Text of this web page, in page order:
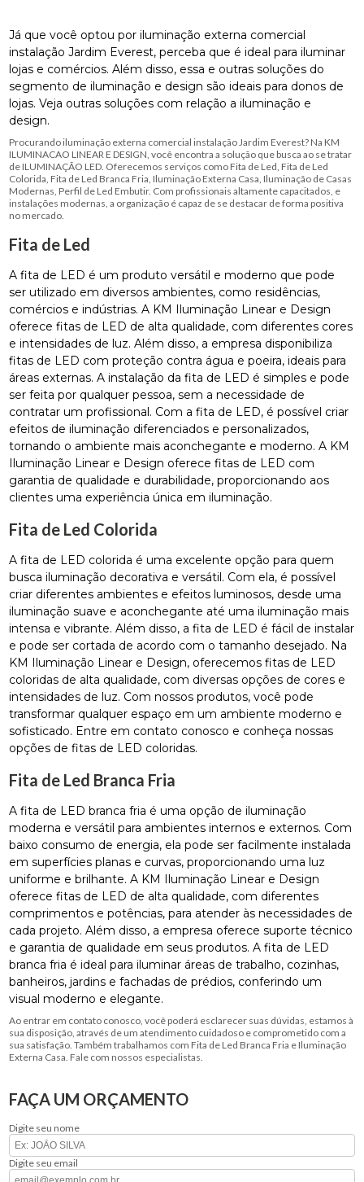
Já que você optou por iluminação externa comercial
instalação Jardim Everest, perceba que é ideal para iluminar
lojas e comércios. Além disso, essa e outras soluções do
segmento de iluminação e design são ideais para donos de
lojas. Veja outras soluções com relação a iluminação e
design.
Procurando iluminação externa comercial instalação Jardim Everest? Na KM
ILUMINACAO LINEAR E DESIGN, você encontra a solução que busca ao se tratar
de ILUMINAÇÃO LED. Oferecemos serviços como Fita de Led, Fita de Led
Colorida, Fita de Led Branca Fria, Iluminação Externa Casa, Iluminação de Casas
Modernas, Perfil de Led Embutir. Com profissionais altamente capacitados, e
instalações modernas, a organização é capaz de se destacar de forma positiva
no mercado.
Fita de Led
A fita de LED é um produto versátil e moderno que pode
ser utilizado em diversos ambientes, como residências,
comércios e indústrias. A KM Iluminação Linear e Design
oferece fitas de LED de alta qualidade, com diferentes cores
e intensidades de luz. Além disso, a empresa disponibiliza
fitas de LED com proteção contra água e poeira, ideais para
áreas externas. A instalação da fita de LED é simples e pode
ser feita por qualquer pessoa, sem a necessidade de
contratar um profissional. Com a fita de LED, é possível criar
efeitos de iluminação diferenciados e personalizados,
tornando o ambiente mais aconchegante e moderno. A KM
Iluminação Linear e Design oferece fitas de LED com
garantia de qualidade e durabilidade, proporcionando aos
clientes uma experiência única em iluminação.
Fita de Led Colorida
A fita de LED colorida é uma excelente opção para quem
busca iluminação decorativa e versátil. Com ela, é possível
criar diferentes ambientes e efeitos luminosos, desde uma
iluminação suave e aconchegante até uma iluminação mais
intensa e vibrante. Além disso, a fita de LED é fácil de instalar
e pode ser cortada de acordo com o tamanho desejado. Na
KM Iluminação Linear e Design, oferecemos fitas de LED
coloridas de alta qualidade, com diversas opções de cores e
intensidades de luz. Com nossos produtos, você pode
transformar qualquer espaço em um ambiente moderno e
sofisticado. Entre em contato conosco e conheça nossas
opções de fitas de LED coloridas.
Fita de Led Branca Fria
A fita de LED branca fria é uma opção de iluminação
moderna e versátil para ambientes internos e externos. Com
baixo consumo de energia, ela pode ser facilmente instalada
em superfícies planas e curvas, proporcionando uma luz
uniforme e brilhante. A KM Iluminação Linear e Design
oferece fitas de LED de alta qualidade, com diferentes
comprimentos e potências, para atender às necessidades de
cada projeto. Além disso, a empresa oferece suporte técnico
e garantia de qualidade em seus produtos. A fita de LED
branca fria é ideal para iluminar áreas de trabalho, cozinhas,
banheiros, jardins e fachadas de prédios, conferindo um
visual moderno e elegante.
Ao entrar em contato conosco, você poderá esclarecer suas dúvidas, estamos à
sua disposição, através de um atendimento cuidadoso e comprometido com a
sua satisfação. Também trabalhamos com Fita de Led Branca Fria e Iluminação
Externa Casa. Fale com nossos especialistas.
FAÇA UM ORÇAMENTO
Digite seu nome
Digite seu email